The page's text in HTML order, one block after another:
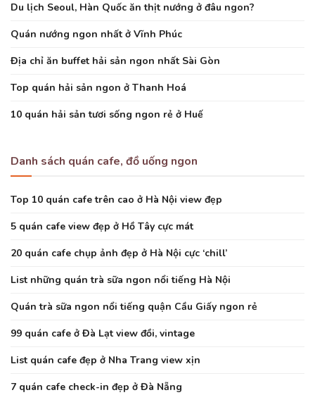
Du lịch Seoul, Hàn Quốc ăn thịt nướng ở đâu ngon?
Quán nướng ngon nhất ở Vĩnh Phúc
Địa chỉ ăn buffet hải sản ngon nhất Sài Gòn
Top quán hải sản ngon ở Thanh Hoá
10 quán hải sản tươi sống ngon rẻ ở Huế
Danh sách quán cafe, đồ uống ngon
Top 10 quán cafe trên cao ở Hà Nội view đẹp
5 quán cafe view đẹp ở Hồ Tây cực mát
20 quán cafe chụp ảnh đẹp ở Hà Nội cực ‘chill’
List những quán trà sữa ngon nổi tiếng Hà Nội
Quán trà sữa ngon nổi tiếng quận Cầu Giấy ngon rẻ
99 quán cafe ở Đà Lạt view đồi, vintage
List quán cafe đẹp ở Nha Trang view xịn
7 quán cafe check-in đẹp ở Đà Nẵng